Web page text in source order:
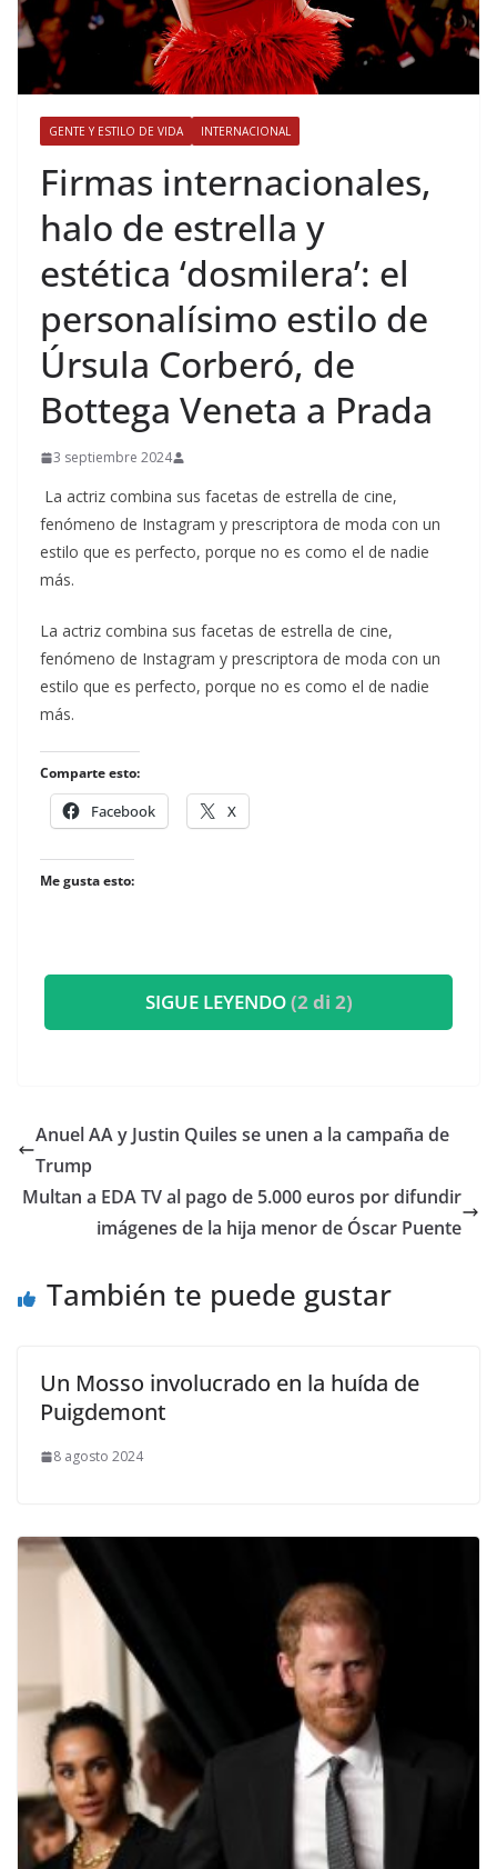
GENTE Y ESTILO DE VIDA INTERNACIONAL
​Firmas internacionales,
halo de estrella y
estética ‘dosmilera’: el
personalísimo estilo de
Úrsula Corberó, de
Bottega Veneta a Prada
3 septiembre 2024
La actriz combina sus facetas de estrella de cine,
fenómeno de Instagram y prescriptora de moda con un
estilo que es perfecto, porque no es como el de nadie
más.
​La actriz combina sus facetas de estrella de cine,
fenómeno de Instagram y prescriptora de moda con un
estilo que es perfecto, porque no es como el de nadie
más.
Comparte esto:
Facebook X
Me gusta esto:
SIGUE LEYENDO(2 di 2)
Anuel AA y Justin Quiles se unen a la campaña de
Trump
Multan a EDA TV al pago de 5.000 euros por difundir
imágenes de la hija menor de Óscar Puente
También te puede gustar
Un Mosso involucrado en la huída de
Puigdemont
8 agosto 2024